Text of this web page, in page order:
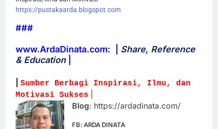
https://pustakaarda.blogspot.com
###
www.ArdaDinata.com:
Share, Reference
& Education|
Sumber Berbagi Inspirasi, Ilmu, dan
Motivasi Sukses
Blog: https://ardadinata.com/
FB: ARDA DINATA